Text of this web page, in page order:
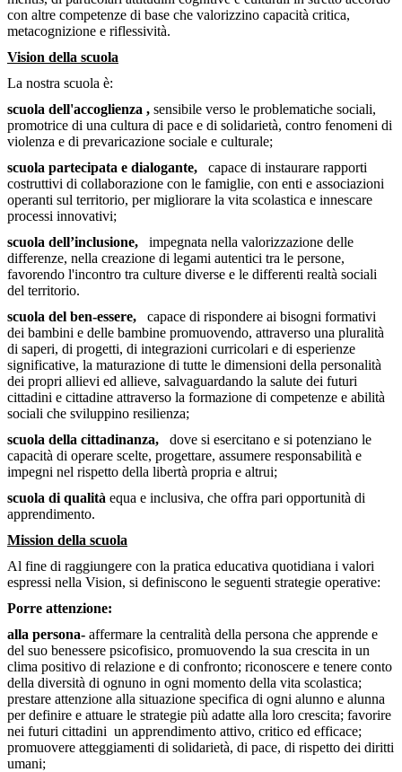
con altre competenze di base che valorizzino capacità critica,
metacognizione e riflessività.
Vision della scuola
La nostra scuola è:
scuola dell'accoglienza , sensibile verso le problematiche sociali,
promotrice di una cultura di pace e di solidarietà, contro fenomeni di
violenza e di prevaricazione sociale e culturale;
scuola partecipata e dialogante,
capace di instaurare rapporti
costruttivi di collaborazione con le famiglie, con enti e associazioni
operanti sul territorio, per migliorare la vita scolastica e innescare
processi innovativi;
scuola dell’inclusione,
impegnata nella valorizzazione delle
differenze, nella creazione di legami autentici tra le persone,
favorendo l'incontro tra culture diverse e le differenti realtà sociali
del territorio.
scuola del ben-essere,
capace di rispondere ai bisogni formativi
dei bambini e delle bambine promuovendo, attraverso una pluralità
di saperi, di progetti, di integrazioni curricolari e di esperienze
significative, la maturazione di tutte le dimensioni della personalità
dei propri allievi ed allieve, salvaguardando la salute dei futuri
cittadini e cittadine attraverso la formazione di competenze e abilità
sociali che sviluppino resilienza;
scuola della cittadinanza,
dove si esercitano e si potenziano le
capacità di operare scelte, progettare, assumere responsabilità e
impegni nel rispetto della libertà propria e altrui;
scuola di qualità equa e inclusiva, che offra pari opportunità di
apprendimento.
Mission della scuola
Al fine di raggiungere con la pratica educativa quotidiana i valori
espressi nella Vision, si definiscono le seguenti strategie operative:
Porre attenzione:
alla persona- affermare la centralità della persona che apprende e
del suo benessere psicofisico, promuovendo la sua crescita in un
clima positivo di relazione e di confronto; riconoscere e tenere conto
della diversità di ognuno in ogni momento della vita scolastica;
prestare attenzione alla situazione specifica di ogni alunno e alunna
per definire e attuare le strategie più adatte alla loro crescita; favorire
nei futuri cittadini un apprendimento attivo, critico ed efficace;
promuovere atteggiamenti di solidarietà, di pace, di rispetto dei diritti
umani;